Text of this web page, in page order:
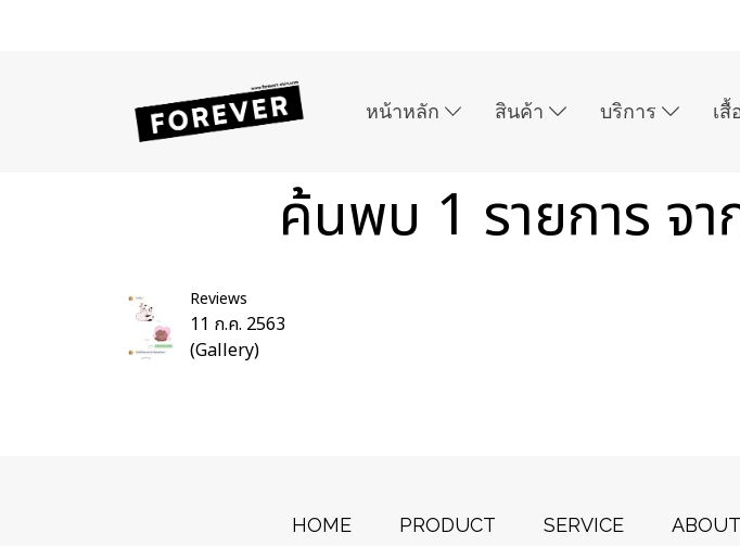
หน้าหลัก สินค้า บริการ เ
ค้นพบ 1 รายการ จ
Reviews
11 ก.ค. 2563
(Gallery)
HOME PRODUCT SERVICE